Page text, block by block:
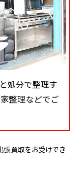
処分で整理す
整理などでご
買取をお受けでき